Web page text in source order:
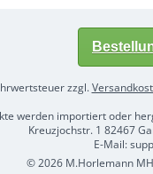
zzgl.
werden importiert oder
Kreuzjochstr. 1 82467
E-Mail:
© 2026 M.Horlemann